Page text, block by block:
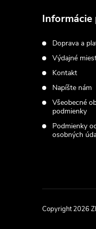
Informácie
Doprava a
Výdajné
Kontakt
Napíšte nám
Všeobecné
podmienky
Podmienky
osobných
Copyright 2026